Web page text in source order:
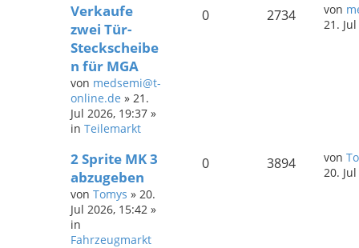
Verkaufe
zwei Tür-
Steckscheibe
n für MGA
von medsemi@t-
online.de » 21.
Jul 2026, 19:37 »
in Teilemarkt
0 2734 von
21.
2 Sprite MK 3
abzugeben
von Tomys » 20.
Jul 2026, 15:42 »
in
Fahrzeugmarkt
0 3894 von
20.